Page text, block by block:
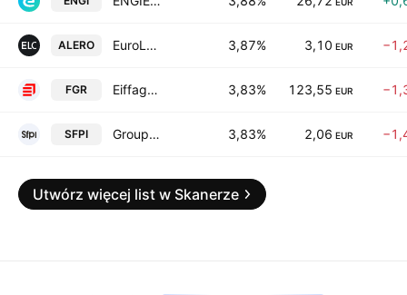
ALERO EuroLand Corporate SA 3,87% 3,10 EUR
FGR Eiffage SA 3,83% 123,55 EUR
SFPI Groupe SFPI SA 3,83% 2,06 EUR
Utwórz więcej list w Skanerze